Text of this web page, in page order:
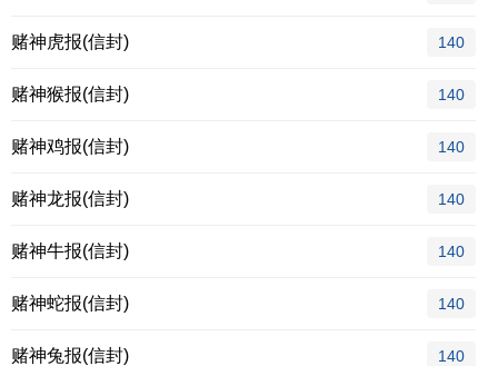
赌神虎报(信封) 140
赌神猴报(信封) 140
赌神鸡报(信封) 140
赌神龙报(信封) 140
赌神牛报(信封) 140
赌神蛇报(信封) 140
赌神兔报(信封) 140